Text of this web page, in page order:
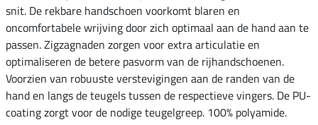
snit. De rekbare handschoen voorkomt blaren en
oncomfortabele wrijving door zich optimaal aan de hand aan te
passen. Zigzagnaden zorgen voor extra articulatie en
optimaliseren de betere pasvorm van de rijhandschoenen.
Voorzien van robuuste verstevigingen aan de randen van de
hand en langs de teugels tussen de respectieve vingers. De PU-
coating zorgt voor de nodige teugelgreep. 100% polyamide.